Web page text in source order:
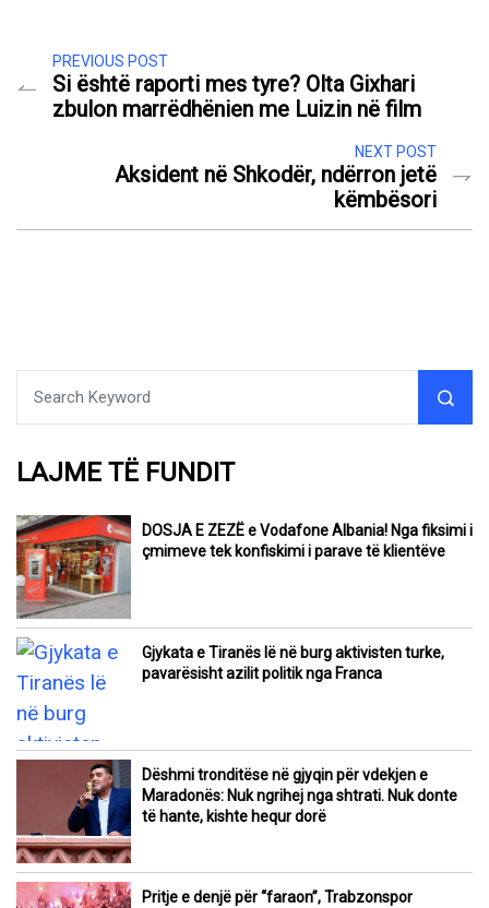
PREVIOUS POST
Si është raporti mes tyre? Olta Gixhari
zbulon marrëdhënien me Luizin në film
NEXT POST
Aksident në Shkodër, ndërron jetë
këmbësori
LAJME TË FUNDIT
DOSJA E ZEZË e Vodafone Albania! Nga fiksimi i
çmimeve tek konfiskimi i parave të klientëve
Gjykata e Tiranës lë në burg aktivisten turke,
pavarësisht azilit politik nga Franca
Dëshmi tronditëse në gjyqin për vdekjen e
Maradonës: Nuk ngrihej nga shtrati. Nuk donte
të hante, kishte hequr dorë
Pritje e denjë për “faraon”, Trabzonspor